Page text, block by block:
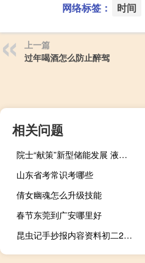
网络标签： 时间
上一篇
过年喝酒怎么防止醉驾
相关问题
院士“献策”新型储能发展 液流电池或是未来主流
山东省考常识考哪些
倩女幽魂怎么升级技能
春节东莞到广安哪里好
昆虫记手抄报内容资料初二200字（昆虫记手抄报内容）